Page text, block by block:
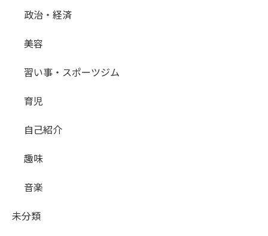
政治・経済
美容
習い事・スポーツジム
育児
自己紹介
趣味
音楽
未分類